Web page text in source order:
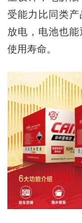
受能力比同类
放电，电池也
使用寿命。